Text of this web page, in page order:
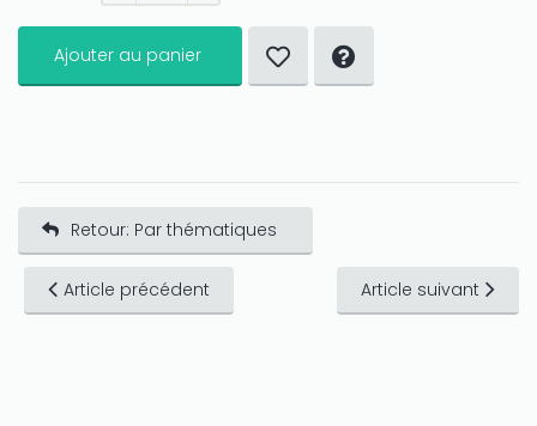
Ajouter au panier
Retour: Par thématiques
Article précédent Article suivant